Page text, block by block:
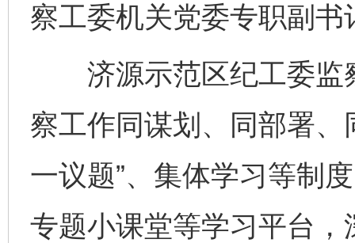
察工委机关党委专职副书
济源示范区纪工委监
察工作同谋划、同部署、
一议题”、集体学习等制
专题小课堂等学习平台